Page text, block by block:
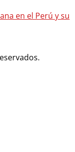
en el Perú y su